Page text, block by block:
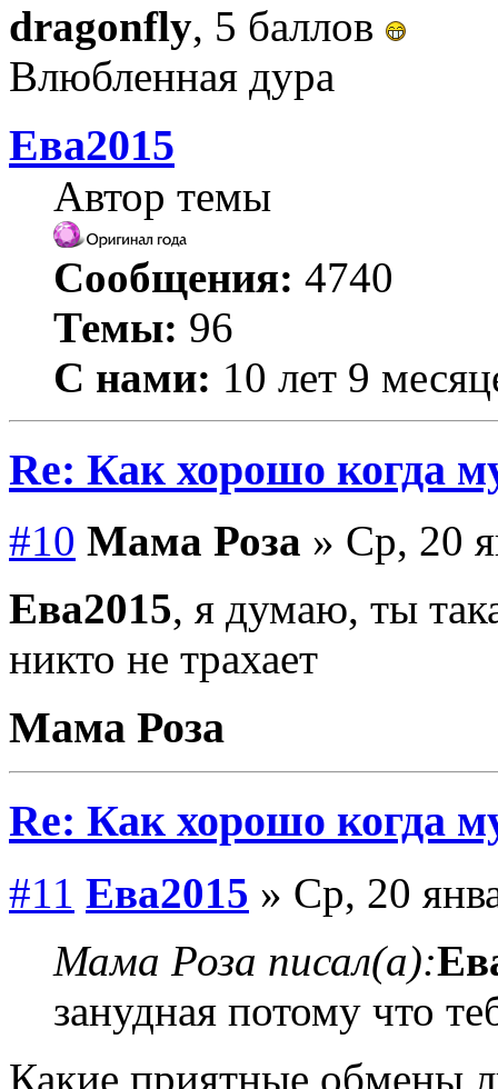
dragonfly, 5 баллов
Влюбленная дура
Ева2015
Автор темы
Сообщения: 4740
Темы: 96
С нами: 10 лет 9
Re: Как хорошо когда
#10 Мама Роза » Ср, 20
Ева2015, я думаю, ты
никто не трахает
Мама Роза
Re: Как хорошо когда
#11 Ева2015 » Ср, 20
Мама Роза писал(а):
занудная потому что
Какие приятные обмены